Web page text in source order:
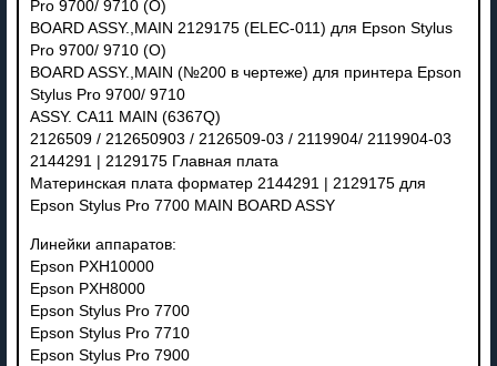
Pro 9700/ 9710 (O)
BOARD ASSY.,MAIN 2129175 (ELEC-011) для Epson Stylus
Pro 9700/ 9710 (O)
BOARD ASSY.,MAIN (№200 в чертеже) для принтера Epson
Stylus Pro 9700/ 9710
ASSY. CA11 MAIN (6367Q)
2126509 / 212650903 / 2126509-03 / 2119904/ 2119904-03
2144291 | 2129175 Главная плата
Материнская плата форматер 2144291 | 2129175 для
Epson Stylus Pro 7700 MAIN BOARD ASSY
Линейки аппаратов:
Epson PXH10000
Epson PXH8000
Epson Stylus Pro 7700
Epson Stylus Pro 7710
Epson Stylus Pro 7900